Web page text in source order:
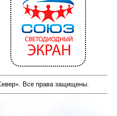
Все права защищены.